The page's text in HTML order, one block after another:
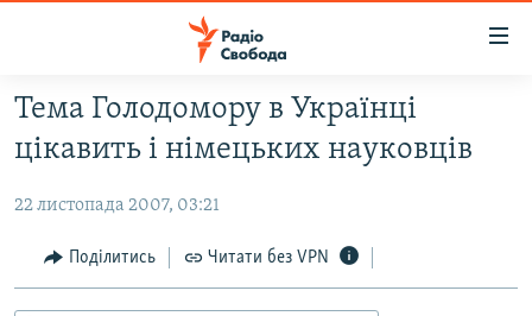
Перейти
до
основного
Перейти
основної
РАДІО СВОБОДА – 70 РОКІВ
ВСЕ ЗА ДОБУ
СТАТТІ
ПОЛІТИКА
ВІЙНА
Тема Голодомору в Українці
цікавить і німецьких науковців
22 листопада 2007, 03:21
Поділитись Читати без VPN